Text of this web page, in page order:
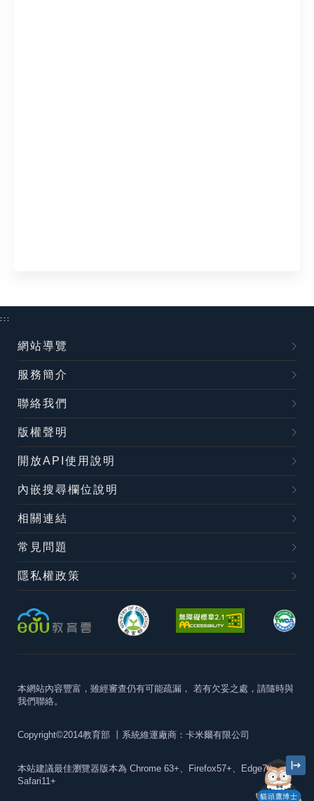
貓頭鷹博士
:::
網站導覽
服務簡介
聯絡我們
版權聲明
開放API使用說明
內嵌搜尋欄位說明
相關連結
常見問題
隱私權政策
本網站內容豐富，雖經審查仍有可能疏漏， 若有欠妥之處，請隨時與
我們聯絡。
Copyright©2014教育部 丨系統維運廠商：卡米爾有限公司
本站建議最佳瀏覽器版本為 Chrome 63+、Firefox57+、Edge79+及
Safari11+